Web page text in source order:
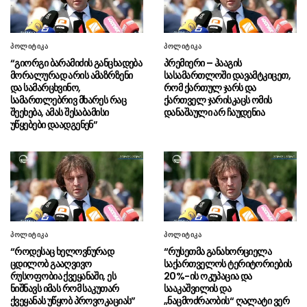
მატარებელი ხელისუფლება”
შემდეგ, თუმცა დღესაც ყველას გვახსოვს ის
უმძიმესი დღეები”
08.08 - 11:40“ადამიანები რომლებიც 2008-ის
მერე რუსეთში მღეროდნენ, 2022 წლიდან,
ვისაც რუსეთში არასდროს უმღერია იმათ
ეძახდნენ რუსებს”
08.08 - 11:37“პატივს მივაგებთ საქართველოს
გმირებს, რომლებმაც ზუსტად 18 წლის წინ
ყველაზე ძვირფასი, სიცოცხლე შესწირეს ჩვენი
სამშობლოს დამოუკიდებლობას”
08.08 - 11:29
“საქართველო მტკიცედ
განაგრძობს კონფლიქტის მშვიდობიანი
მოგვარების პოლიტიკას, რომლის მიზანია
დეოკუპაცია, მშვიდობის განმტკიცება”
08.08 - 11:26პრემიერ-მინისტრ ირაკლი
პოლიტიკა
“გიორგი ბარამიძის განცხადება
მორალურად არის ამაზრზენი
და სამარცხვინო,
სამართლებრივ მხარეს რაც
შეეხება, ამას შესაბამისი
უწყებები დაადგენენ”
პოლიტიკა
პრემიერი – ჰააგის
სასამართლოში დავამტკიცეთ,
რომ ქართულ ჯარს და
ქართველ ჯარისკაცს ომის
დანაშაული არ ჩაუდენია
პოლიტიკა
“როდესაც ხელოვნურად
ცდილობ გააღვივო
რუსოფობია ქვეყანაში, ეს
ნიშნავს იმას რომ საკუთარ
ქვეყანას უწყობ პროვოკაციას”
პოლიტიკა
“რუსეთმა განახორციელა
საქართველოს ტერიტორიების
20%-ის ოკუპაცია და
სააკაშვილის და
„ნაცმოძრაობის“ ღალატი ვერ